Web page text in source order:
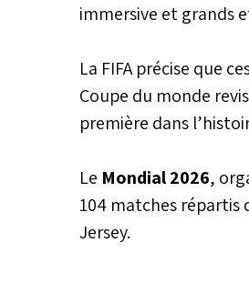
immersive et grands
La FIFA précise que
Coupe du monde
première dans
Le Mondial 2026,
104 matches répartis
Jersey.